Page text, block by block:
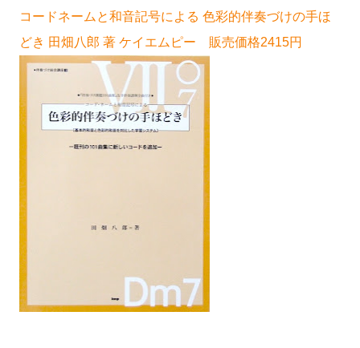
コードネームと和音記号による 色彩的伴奏づけの手ほ
どき 田畑八郎 著 ケイエムピー 販売価格2415円